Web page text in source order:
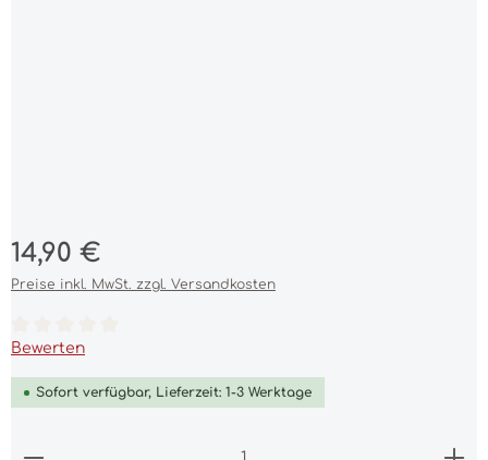
Regulärer Preis:
14,90 €
Preise inkl. MwSt. zzgl. Versandkosten
Durchschnittliche Bewertung von 0 von 5 Sternen
Bewerten
Sofort verfügbar, Lieferzeit: 1-3 Werktage
Produkt Anzahl: Gib den gewünschten Wert